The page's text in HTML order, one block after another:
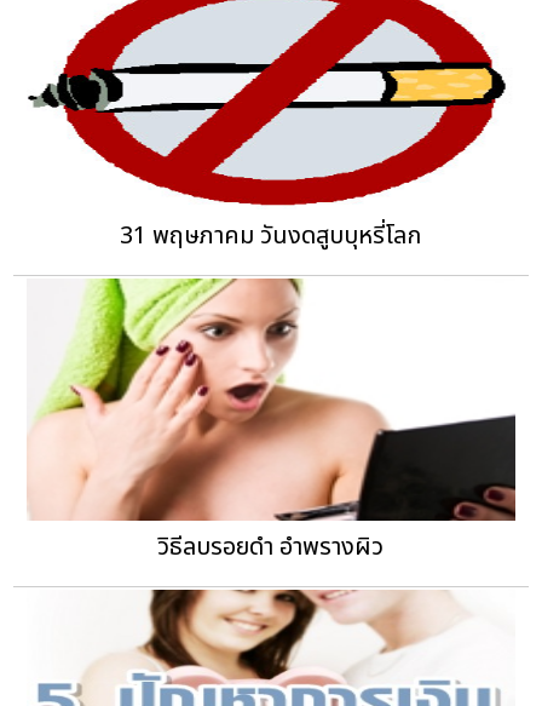
31 พฤษภาคม วันงดสูบบุหรี่โลก
วิธีลบรอยดำ อำพรางผิว